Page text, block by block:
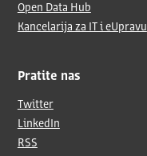
Open Data Hub
Kancelarija za IT i eUpravu
Pratite nas
Twitter
LinkedIn
RSS